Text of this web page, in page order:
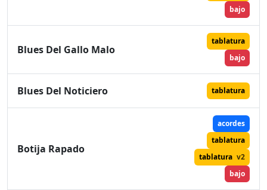
bajo
Blues Del Gallo Malo
tablatura
bajo
Blues Del Noticiero tablatura
Botija Rapado
acordes
tablatura
tablatura v2
bajo